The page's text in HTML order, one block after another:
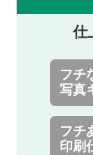
仕
フチ
写真
フチ
印刷